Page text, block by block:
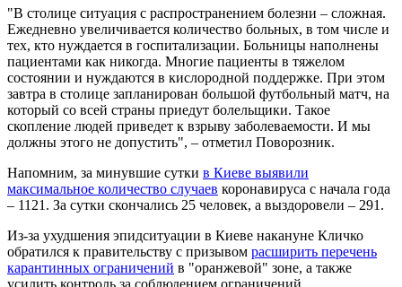
"В столице ситуация с распространением болезни – сложная.
Ежедневно увеличивается количество больных, в том числе и
тех, кто нуждается в госпитализации. Больницы наполнены
пациентами как никогда. Многие пациенты в тяжелом
состоянии и нуждаются в кислородной поддержке. При этом
завтра в столице запланирован большой футбольный матч, на
который со всей страны приедут болельщики. Такое
скопление людей приведет к взрыву заболеваемости. И мы
должны этого не допустить", – отметил Поворозник.
Напомним, за минувшие сутки в Киеве выявили
максимальное количество случаев коронавируса с начала года
– 1121. За сутки скончались 25 человек, а выздоровели – 291.
Из-за ухудшения эпидситуации в Киеве накануне Кличко
обратился к правительству с призывом расширить перечень
карантинных ограничений в "оранжевой" зоне, а также
усилить контроль за соблюдением ограничений.